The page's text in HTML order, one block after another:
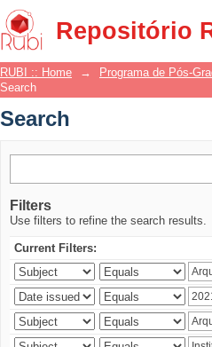
Repositório
Search
RUBI :: Home →
Programa de Pós-
Search
Search
Filters
Use filters to refine the search results.
Current Filters: